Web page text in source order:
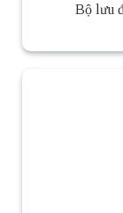
Bộ lưu